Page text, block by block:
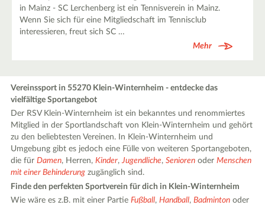
in Mainz - SC Lerchenberg ist ein Tennisverein in Mainz.
Wenn Sie sich für eine Mitgliedschaft im Tennisclub
interessieren, freut sich SC …
Mehr
Vereinssport in 55270 Klein-Winternheim - entdecke das
vielfältige Sportangebot
Der RSV Klein-Winternheim ist ein bekanntes und renommiertes
Mitglied in der Sportlandschaft von Klein-Winternheim und gehört
zu den beliebtesten Vereinen. In Klein-Winternheim und
Umgebung gibt es jedoch eine Fülle von weiteren Sportangeboten,
die fürDamen, Herren,Kinder,Jugendliche,Senioren oderMenschen
mit einer Behinderung zugänglich sind.
Finde den perfekten Sportverein für dich in Klein-Winternheim
Wie wäre es z.B. mit einer PartieFußball,Handball,Badminton oder